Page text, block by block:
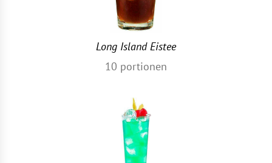
Long Island Eistee
10 portionen